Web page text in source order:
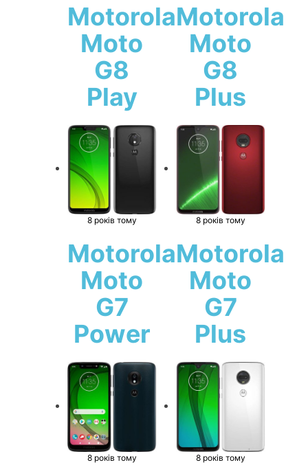
Motorola
Moto
G8
Play
Motorola
Moto
G8
Plus
8 років тому
Motorola
Moto
G7
Power
8 років тому
Motorola
Moto
G7
Plus
8 років тому 8 років тому